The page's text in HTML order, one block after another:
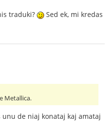
traduki?
Sed ek, mi kredas
Metallica.
unu de niaj konataj kaj amataj